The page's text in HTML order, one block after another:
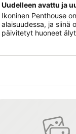
Uudelleen avattu ja
Ikoninen Penthouse
alaisuudessa, ja siinä
päivitetyt huoneet